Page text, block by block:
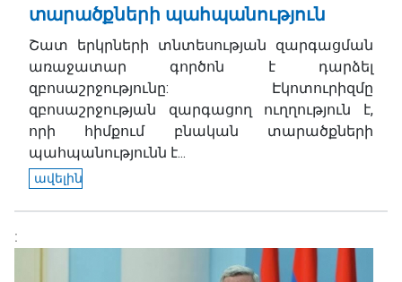
տարածքների պահպանություն
Շատ երկրների տնտեսության զարգացման
առաջատար գործոն է դարձել
զբոսաշրջությունը: Էկոտուրիզմը
զբոսաշրջության զարգացող ուղղություն է,
որի հիմքում բնական տարածքների
պահպանությունն է...
ավելին